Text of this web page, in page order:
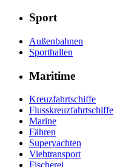
Sport
Außenbahnen
Sporthallen
Maritime
Kreuzfahrtschiffe
Flusskreuzfahrtschiffe
Marine
Fähren
Superyachten
Viehtransport